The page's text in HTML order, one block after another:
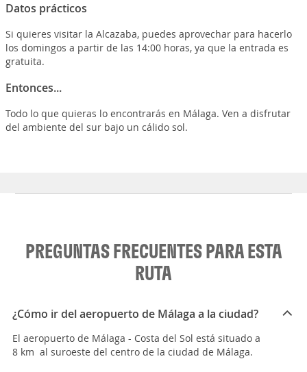
Datos prácticos
Si quieres visitar la Alcazaba, puedes aprovechar para hacerlo
los domingos a partir de las 14:00 horas, ya que la entrada es
gratuita.
Entonces...
Todo lo que quieras lo encontrarás en Málaga. Ven a disfrutar
del ambiente del sur bajo un cálido sol.
PREGUNTAS FRECUENTES PARA ESTA
RUTA
¿Cómo ir del aeropuerto de Málaga a la ciudad?
El aeropuerto de Málaga - Costa del Sol está situado a
8 km al suroeste del centro de la ciudad de Málaga.